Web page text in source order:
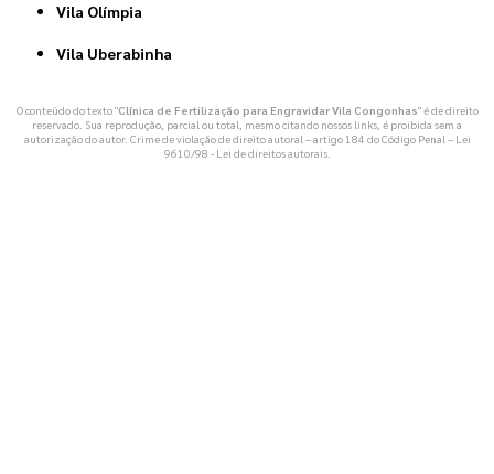
Vila Olímpia
Vila Uberabinha
O conteúdo do texto "Clínica de Fertilização para Engravidar Vila Congonhas" é de direito
reservado. Sua reprodução, parcial ou total, mesmo citando nossos links, é proibida sem a
autorização do autor. Crime de violação de direito autoral – artigo 184 do Código Penal – Lei
9610/98 - Lei de direitos autorais.